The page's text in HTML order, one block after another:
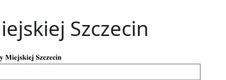
Szczecin